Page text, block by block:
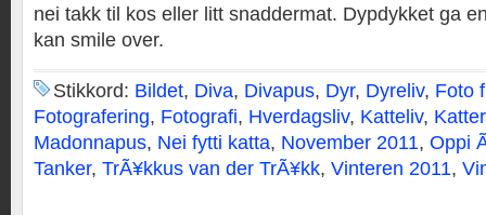
nei takk til kos eller litt snaddermat. Dypdykket ga
kan smile over.
Stikkord: Bildet, Diva, Divapus, Dyr, Dyreliv, Foto
Fotografering, Fotografi, Hverdagsliv, Katteliv, Katter
Madonnapus, Nei fytti katta, November 2011, Oppi
Tanker, TrÃ¥kkus van der TrÃ¥kk, Vinteren 2011,